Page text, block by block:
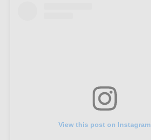
View this post on Instagram